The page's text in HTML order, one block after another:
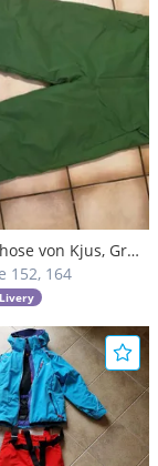
von Kjus, Gr
152, 164